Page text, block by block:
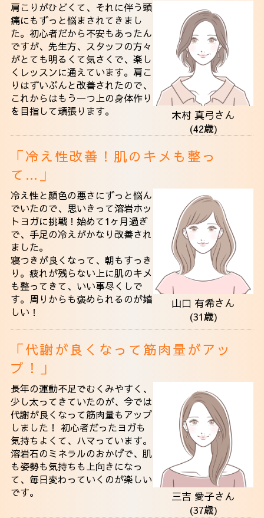
木村 真弓さん
(42歳)
肩こりがひどくて、それに伴う頭
痛にもずっと悩まされてきまし
た。初心者だから不安もあったん
ですが、先生方、スタッフの方々
がとても明るくて気さくで、楽し
くレッスンに通えています。肩こ
りはずいぶんと改善されたので、
これからはもう一つ上の身体作り
を目指して頑張ります。
「冷え性改善！肌のキメも整っ
て…」
山口 有希さん
(31歳)
冷え性と顔色の悪さにずっと悩ん
でいたので、思いきって溶岩ホッ
トヨガに挑戦！始めて1ヶ月過ぎ
で、手足の冷えがかなり改善され
ました。
寝つきが良くなって、朝もすっき
り。疲れが残らない上に肌のキメ
も整ってきて、いい事尽くしで
す。周りからも褒められるのが嬉
しい！
「代謝が良くなって筋肉量がアッ
プ！」
三吉 愛子さん
(37歳)
長年の運動不足でむくみやすく、
少し太ってきていたのが、今では
代謝が良くなって筋肉量もアップ
しました！ 初心者だったヨガも
気持ちよくて、ハマっています。
溶岩石のミネラルのおかげで、肌
も姿勢も気持ちも上向きになっ
て、毎日変わっていくのが楽しい
です。